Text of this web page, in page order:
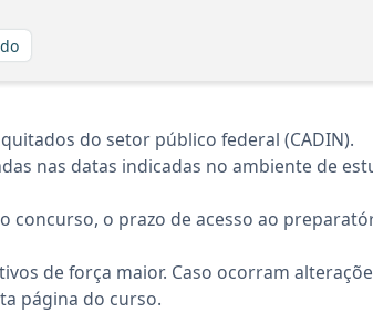
do setor público federal (CADIN).
nas datas indicadas no ambiente de
o prazo de acesso ao
de força maior. Caso ocorram
página do curso.